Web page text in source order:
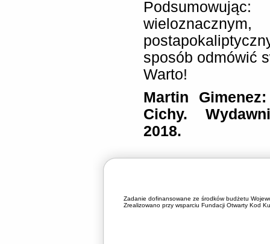
sposób odmówić
Warto!
Martin
Cichy.
2018.
Zadanie dofinansowane ze środków budżetu
Zrealizowano przy wsparciu Fundacji Otwarty Kod